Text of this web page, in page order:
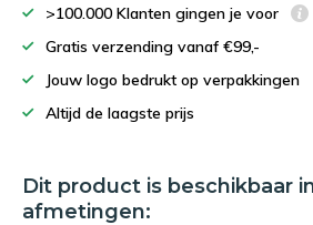
>100.000 Klanten gingen je voor
Gratis verzending vanaf €99,-
Jouw logo bedrukt op verpakkingen
Altijd de laagste prijs
Dit product is beschikbaar
afmetingen: